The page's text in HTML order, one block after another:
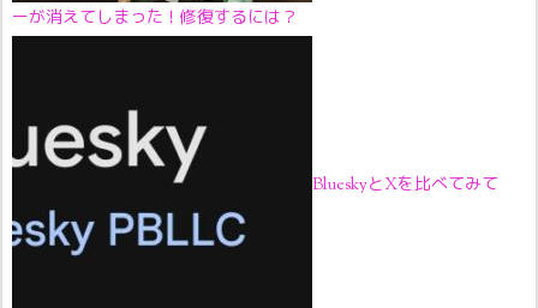
ーが消えてしまった！修復するには？
BlueskyとXを比べてみて